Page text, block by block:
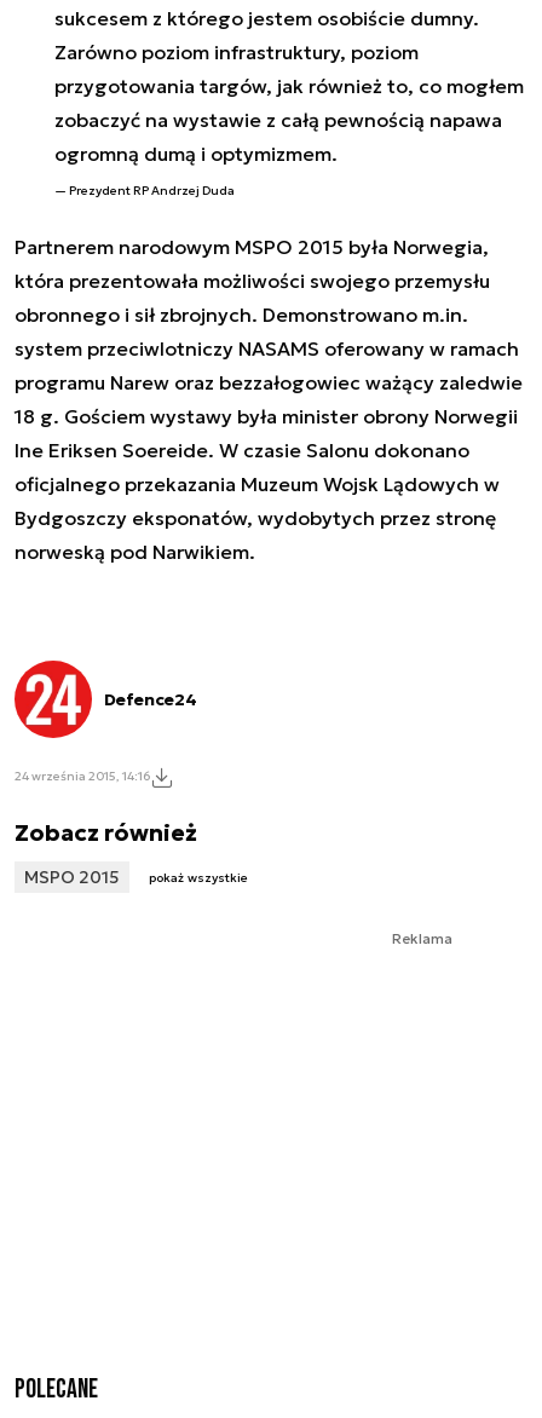
sukcesem z którego jestem osobiście dumny.
Zarówno poziom infrastruktury, poziom
przygotowania targów, jak również to, co mogłem
zobaczyć na wystawie z całą pewnością napawa
ogromną dumą i optymizmem.
Prezydent RP Andrzej Duda
Partnerem narodowym MSPO 2015 była Norwegia,
która prezentowała możliwości swojego przemysłu
obronnego i sił zbrojnych. Demonstrowano m.in.
system przeciwlotniczy NASAMS oferowany w ramach
programu Narew oraz bezzałogowiec ważący zaledwie
18 g. Gościem wystawy była minister obrony Norwegii
Ine Eriksen Soereide. W czasie Salonu dokonano
oficjalnego przekazania Muzeum Wojsk Lądowych w
Bydgoszczy eksponatów, wydobytych przez stronę
norweską pod Narwikiem.
Defence24
24 września 2015, 14:16
Zobacz również
MSPO 2015 pokaż wszystkie
Reklama
Polecane